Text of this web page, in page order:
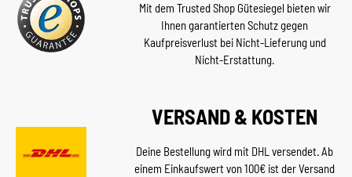
Mit dem Trusted Shop Gütesiegel bieten wir
Ihnen garantierten Schutz gegen
Kaufpreisverlust bei Nicht-Lieferung und
Nicht-Erstattung.
VERSAND & KOSTEN
Deine Bestellung wird mit DHL versendet. Ab
einem Einkaufswert von 100€ ist der Versand